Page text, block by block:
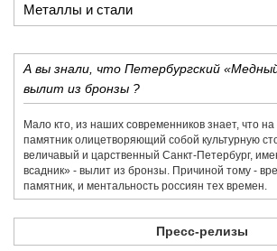
Металлы и стали
А вы знали, что Петербургский
вылит из бронзы ?
Мало кто, из наших современников знает, что на
памятник олицетворяющий собой культурную
величавый и царственный Санкт-Петербург,
всадник» - вылит из бронзы. Причиной тому -
памятник, и ментальность россиян тех времен.
Пресс-релизы